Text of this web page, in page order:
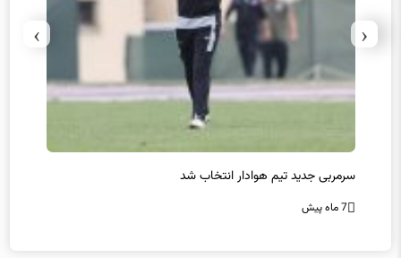
سرمربی جدید تیم هوادار انتخاب شد
7 ماه پیش